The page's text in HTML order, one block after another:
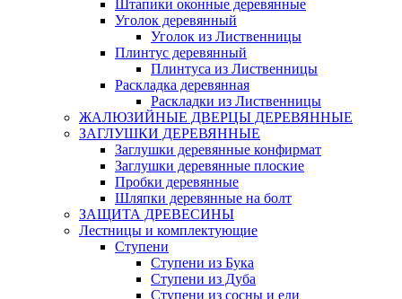
Штапики оконные деревянные
Уголок деревянный
Уголок из Лиственницы
Плинтус деревянный
Плинтуса из Лиственницы
Раскладка деревянная
Раскладки из Лиственницы
ЖАЛЮЗИЙНЫЕ ДВЕРЦЫ ДЕРЕВЯННЫЕ
ЗАГЛУШКИ ДЕРЕВЯННЫЕ
Заглушки деревянные конфирмат
Заглушки деревянные плоские
Пробки деревянные
Шляпки деревянные на болт
ЗАЩИТА ДРЕВЕСИНЫ
Лестницы и комплектующие
Ступени
Ступени из Бука
Ступени из Дуба
Ступени из сосны и ели